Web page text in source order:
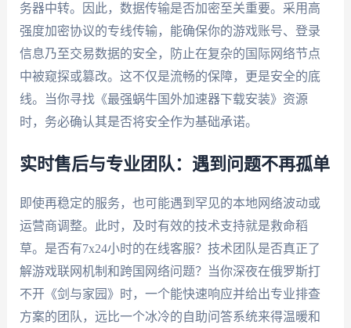
务器中转。因此，数据传输是否加密至关重要。采用高
强度加密协议的专线传输，能确保你的游戏账号、登录
信息乃至交易数据的安全，防止在复杂的国际网络节点
中被窥探或篡改。这不仅是流畅的保障，更是安全的底
线。当你寻找《最强蜗牛国外加速器下载安装》资源
时，务必确认其是否将安全作为基础承诺。
实时售后与专业团队：遇到问题不再孤单
即使再稳定的服务，也可能遇到罕见的本地网络波动或
运营商调整。此时，及时有效的技术支持就是救命稻
草。是否有7x24小时的在线客服？技术团队是否真正了
解游戏联网机制和跨国网络问题？当你深夜在俄罗斯打
不开《剑与家园》时，一个能快速响应并给出专业排查
方案的团队，远比一个冰冷的自助问答系统来得温暖和